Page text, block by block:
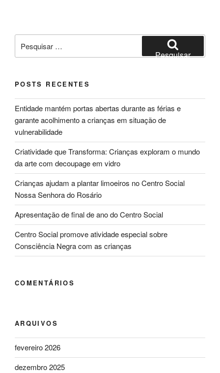
por:
Pesquisar
POSTS RECENTES
Entidade mantém portas abertas durante as férias e
garante acolhimento a crianças em situação de
vulnerabilidade
Criatividade que Transforma: Crianças exploram o mundo
da arte com decoupage em vidro
Crianças ajudam a plantar limoeiros no Centro Social
Nossa Senhora do Rosário
Apresentação de final de ano do Centro Social
Centro Social promove atividade especial sobre
Consciência Negra com as crianças
COMENTÁRIOS
ARQUIVOS
fevereiro 2026
dezembro 2025